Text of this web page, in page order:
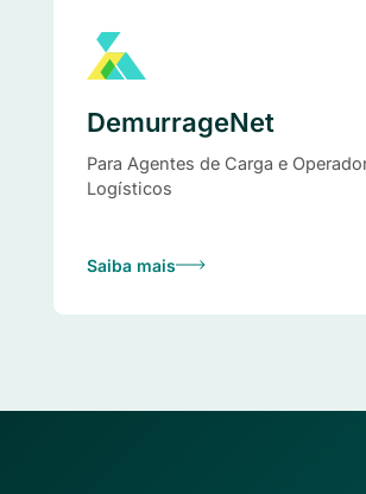
DemurrageNet
Para Agentes de Carga e
Logísticos
Saiba mais